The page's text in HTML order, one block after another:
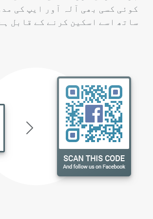
کوئی کسی بھی آلہ آور ایپ کی
ساتھ اسے اسکین کرنے کے قابل